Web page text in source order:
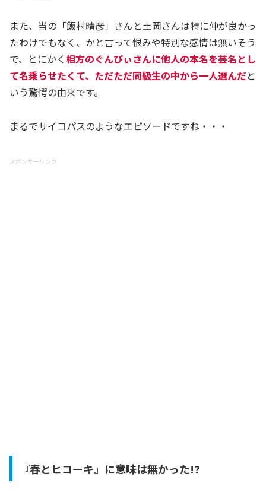
また、当の「飯村晴彦」さんと土岡さんは特に仲が良かっ
たわけでもなく、かと言って恨みや特別な感情は無いそう
で、とにかく相方のぐんぴぃさんに他人の本名を芸名とし
て名乗らせたくて、ただただ同級生の中から一人選んだと
いう驚愕の由来です。
まるでサイコパスのようなエピソードですね・・・
スポンサーリンク
『春とヒコーキ』に意味は無かった!?